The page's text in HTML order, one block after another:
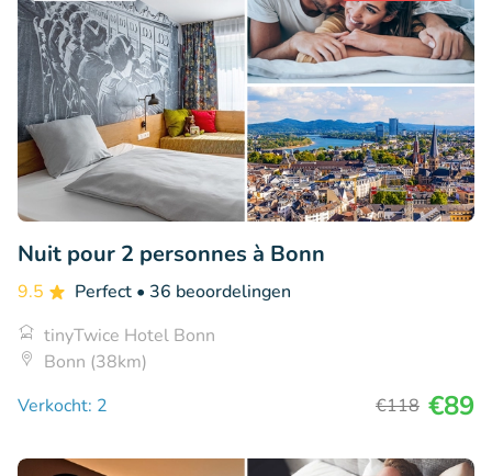
Nuit pour 2 personnes à Bonn
9.5 Perfect • 36 beoordelingen
tinyTwice Hotel Bonn
Bonn (38km)
Verkocht: 2
€118 €89